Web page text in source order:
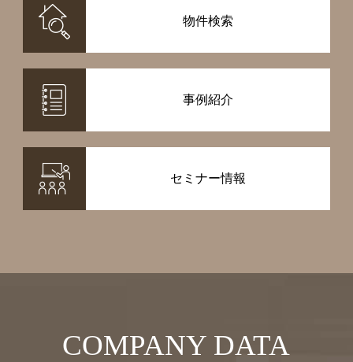
物件検索
事例紹介
セミナー情報
COMPANY DATA